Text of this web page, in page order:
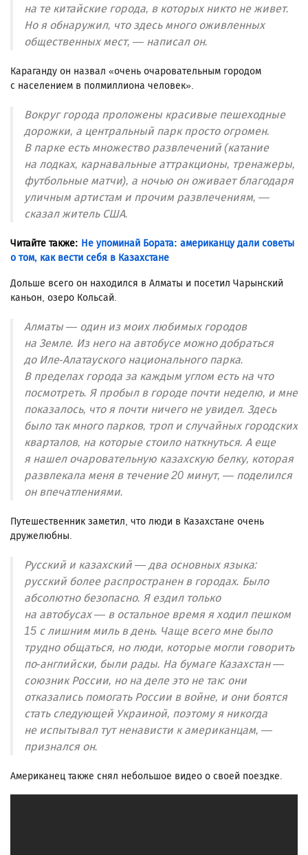
на те китайские города, в которых никто не живет.
Но я обнаружил, что здесь много оживленных
общественных мест, — написал он.
Караганду он назвал «очень очаровательным городом
с населением в полмиллиона человек».
Вокруг города проложены красивые пешеходные
дорожки, а центральный парк просто огромен.
В парке есть множество развлечений (катание
на лодках, карнавальные аттракционы, тренажеры,
футбольные матчи), а ночью он оживает благодаря
уличным артистам и прочим развлечениям, —
сказал житель США.
Читайте также: Не упоминай Бората: американцу дали советы
о том, как вести себя в Казахстане
Дольше всего он находился в Алматы и посетил Чарынский
каньон, озеро Кольсай.
Алматы — один из моих любимых городов
на Земле. Из него на автобусе можно добраться
до Иле-Алатауского национального парка.
В пределах города за каждым углом есть на что
посмотреть. Я пробыл в городе почти неделю, и мне
показалось, что я почти ничего не увидел. Здесь
было так много парков, троп и случайных городских
кварталов, на которые стоило наткнуться. А еще
я нашел очаровательную казахскую белку, которая
развлекала меня в течение 20 минут, — поделился
он впечатлениями.
Путешественник заметил, что люди в Казахстане очень
дружелюбны.
Русский и казахский — два основных языка:
русский более распространен в городах. Было
абсолютно безопасно. Я ездил только
на автобусах — в остальное время я ходил пешком
15 с лишним миль в день. Чаще всего мне было
трудно общаться, но люди, которые могли говорить
по-английски, были рады. На бумаге Казахстан —
союзник России, но на деле это не так: они
отказались помогать России в войне, и они боятся
стать следующей Украиной, поэтому я никогда
не испытывал тут ненависти к американцам, —
признался он.
Американец также снял небольшое видео о своей поездке.